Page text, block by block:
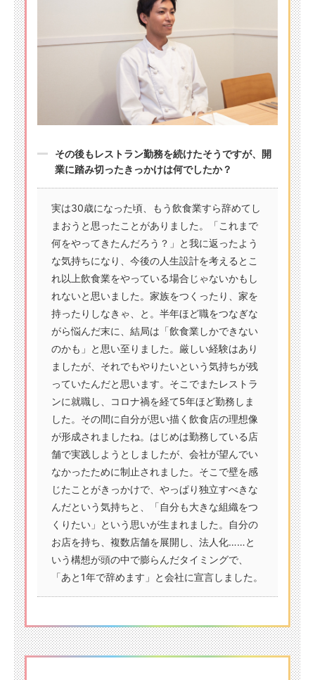
その後もレストラン勤務を続けたそうですが、開
業に踏み切ったきっかけは何でしたか？
実は30歳になった頃、もう飲食業すら辞めてし
まおうと思ったことがありました。「これまで
何をやってきたんだろう？」と我に返ったよう
な気持ちになり、今後の人生設計を考えるとこ
れ以上飲食業をやっている場合じゃないかもし
れないと思いました。家族をつくったり、家を
持ったりしなきゃ、と。半年ほど職をつなぎな
がら悩んだ末に、結局は「飲食業しかできない
のかも」と思い至りました。厳しい経験はあり
ましたが、それでもやりたいという気持ちが残
っていたんだと思います。そこでまたレストラ
ンに就職し、コロナ禍を経て5年ほど勤務しま
した。その間に自分が思い描く飲食店の理想像
が形成されましたね。はじめは勤務している店
舗で実践しようとしましたが、会社が望んでい
なかったために制止されました。そこで壁を感
じたことがきっかけで、やっぱり独立すべきな
んだという気持ちと、「自分も大きな組織をつ
くりたい」という思いが生まれました。自分の
お店を持ち、複数店舗を展開し、法人化……と
いう構想が頭の中で膨らんだタイミングで、
「あと1年で辞めます」と会社に宣言しました。